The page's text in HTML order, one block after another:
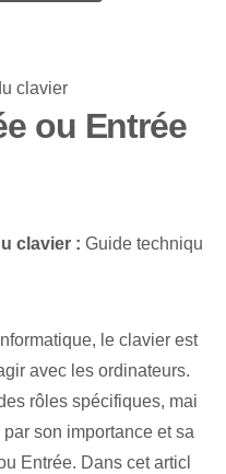
ou Entrée
clavier : Guide techniqu
le clavier est
avec les ordinateurs.
rôles spécifiques, mai
son importance et sa
Entrée. Dans cet articl